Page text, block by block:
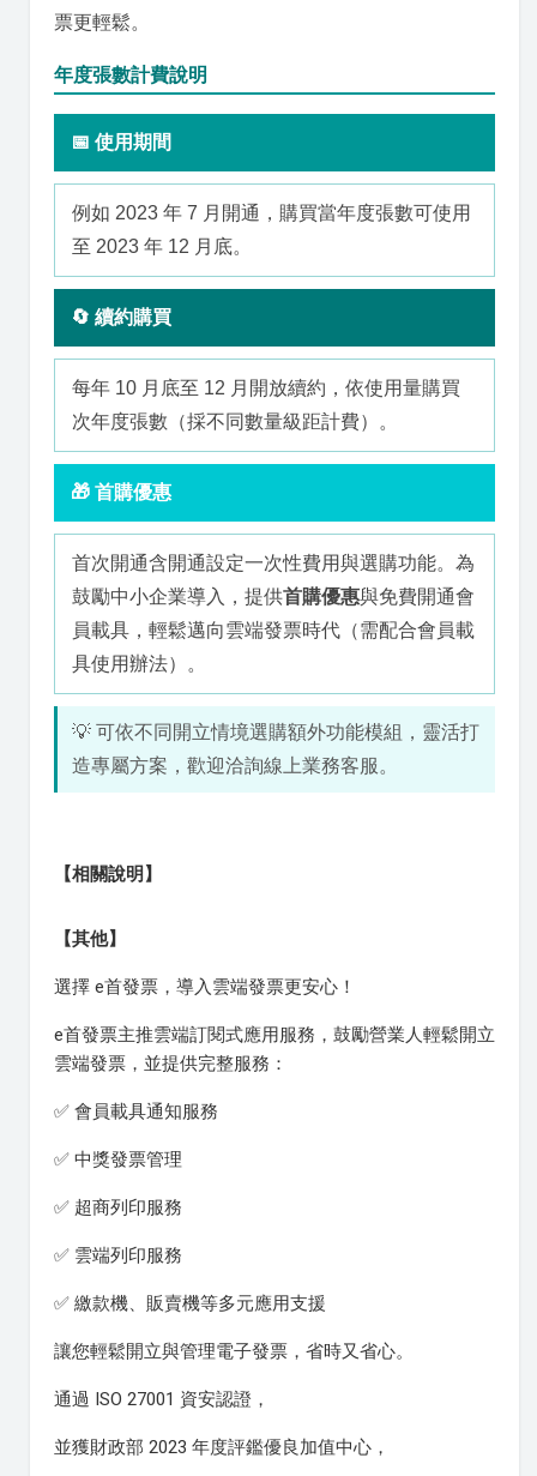
票更輕鬆。
年度張數計費說明
📅 使用期間
例如 2023 年 7 月開通，購買當年度張數可使用
至 2023 年 12 月底。
🔄 續約購買
每年 10 月底至 12 月開放續約，依使用量購買
次年度張數（採不同數量級距計費）。
🎁 首購優惠
首次開通含開通設定一次性費用與選購功能。為
鼓勵中小企業導入，提供首購優惠與免費開通會
員載具，輕鬆邁向雲端發票時代（需配合會員載
具使用辦法）。
💡 可依不同開立情境選購額外功能模組，靈活打
造專屬方案，歡迎洽詢線上業務客服。
【相關說明】
【其他】
選擇 e首發票，導入雲端發票更安心！
e首發票主推雲端訂閱式應用服務，鼓勵營業人輕鬆開立
雲端發票，並提供完整服務：
✅ 會員載具通知服務
✅ 中獎發票管理
✅ 超商列印服務
✅ 雲端列印服務
✅ 繳款機、販賣機等多元應用支援
讓您輕鬆開立與管理電子發票，省時又省心。
通過 ISO 27001 資安認證，
並獲財政部 2023 年度評鑑優良加值中心，